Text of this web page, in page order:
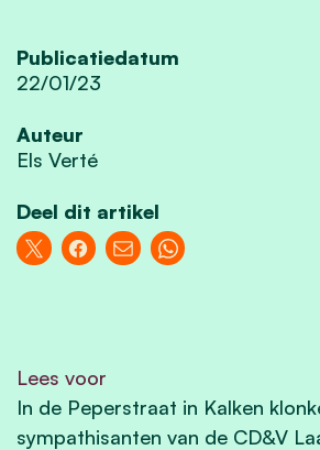
Publicatiedatum
22/01/23
Auteur
Els Verté
Deel dit artikel
Lees voor
In de Peperstraat in Kalken
sympathisanten van de CD&V